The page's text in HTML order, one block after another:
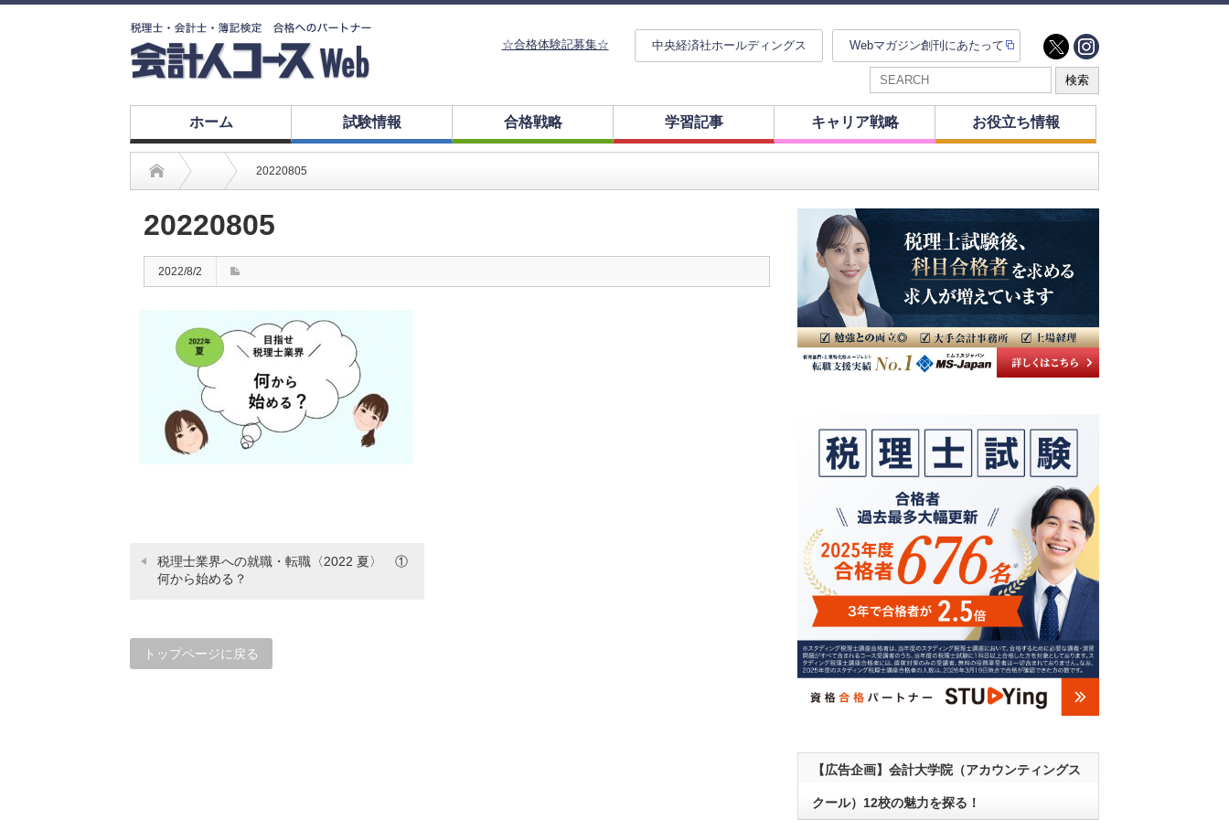
☆合格体験記募集☆ 中央経済社ホールディングス Webマガジン創刊にあたって
ホーム 試験情報 合格戦略 学習記事 キャリア戦略 お役立ち情報
20220805
20220805
2022/8/2
税理士業界への就職・転職〈2022 夏〉 ①
何から始める？
トップページに戻る
【広告企画】会計大学院（アカウンティングス
クール）12校の魅力を探る！